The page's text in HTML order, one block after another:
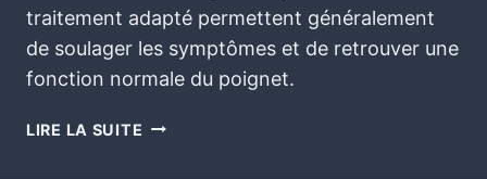
traitement adapté permettent généralement
de soulager les symptômes et de retrouver une
fonction normale du poignet.
LIRE LA SUITE